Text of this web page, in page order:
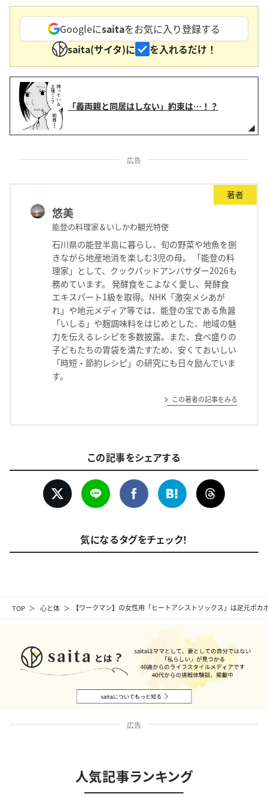
TOP 心と体 【ワークマン】の女性用「ヒートアシストソックス」は足元ポ
Googleにsaitaをお気に入り登録する
saita(サイタ)に
を入れるだけ！
「義両親と同居はしない」約束は…！？
広告
著者
悠美
能登の料理家＆いしかわ観光特使
石川県の能登半島に暮らし、旬の野菜や地魚を捌
きながら地産地消を楽しむ3児の母。 「能登の料
理家」として、クックパッドアンバサダー2026も
務めています。 発酵食をこよなく愛し、発酵食
エキスパート1級を取得。NHK「激突メシあが
れ」や地元メディア等では、能登の宝である魚醤
「いしる」や麹調味料をはじめとした、地域の魅
力を伝えるレシピを多数披露。また、食べ盛りの
子どもたちの胃袋を満たすため、安くておいしい
「時短・節約レシピ」の研究にも日々励んでいま
す。
この著者の記事をみる
この記事をシェアする
気になるタグをチェック！
広告
人気記事ランキング